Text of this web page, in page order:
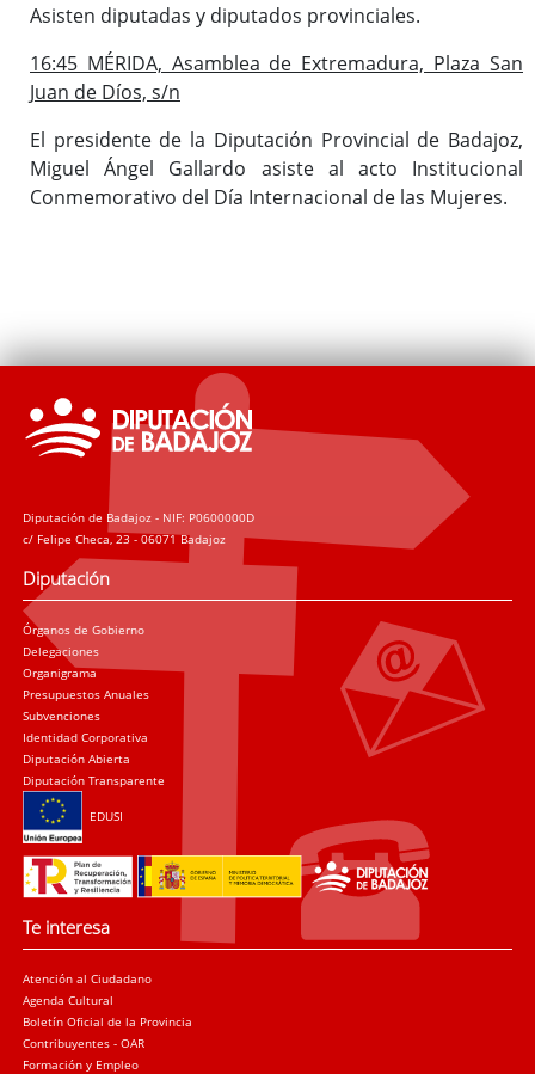
Asisten diputadas y diputados provinciales.
16:45 MÉRIDA, Asamblea de Extremadura, Plaza San
Juan de Díos, s/n
El presidente de la Diputación Provincial de Badajoz,
Miguel Ángel Gallardo asiste al acto Institucional
Conmemorativo del Día Internacional de las Mujeres.
Diputación de Badajoz - NIF: P0600000D
c/ Felipe Checa, 23 - 06071 Badajoz
Diputación
Órganos de Gobierno
Delegaciones
Organigrama
Presupuestos Anuales
Subvenciones
Identidad Corporativa
Diputación Abierta
Diputación Transparente
EDUSI
Te interesa
Atención al Ciudadano
Agenda Cultural
Boletín Oficial de la Provincia
Contribuyentes - OAR
Formación y Empleo